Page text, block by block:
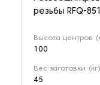
резьбы RFQ-
Высота центров
100
Вес заготовки (кг)
45